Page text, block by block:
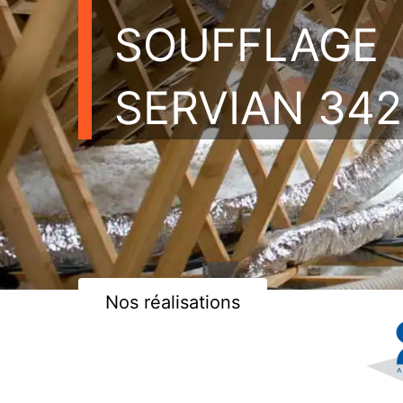
SOUFFLAGE
SERVIAN
Nos réalisations